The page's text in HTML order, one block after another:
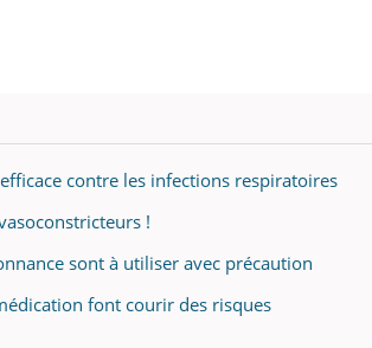
contre les infections respiratoires
!
sont à utiliser avec précaution
font courir des risques